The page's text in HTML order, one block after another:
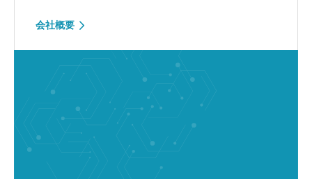
会社概要